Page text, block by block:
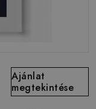
Ajánlat
megtekintése